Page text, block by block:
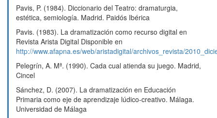
Pavis, P. (1984). Diccionario del Teatro: dramaturgia,
estética, semiología. Madrid. Paidós Ibérica
Pavis. (1983). La dramatización como recurso digital en
Revista Arista Digital Disponible en
http://www.afapna.es/web/aristadigital/archivos_revista/
Pelegrín, A. Mª. (1990). Cada cual atienda su juego. Madrid,
Cincel
Sánchez, D. (2007). La dramatización en Educación
Primaria como eje de aprendizaje lúdico-creativo. Málaga.
Universidad de Málaga